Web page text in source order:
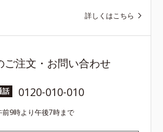
詳しくはこちら
ご注文・お問い合わせ
話 0120-010-010
前9時より午後7時まで